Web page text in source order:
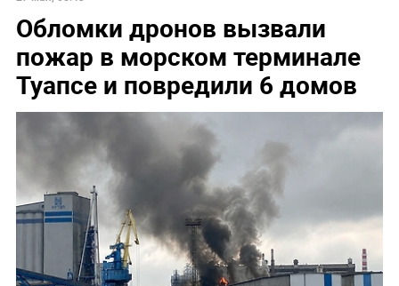
Обломки дронов вызвали
пожар в морском терминале
Туапсе и повредили 6 домов